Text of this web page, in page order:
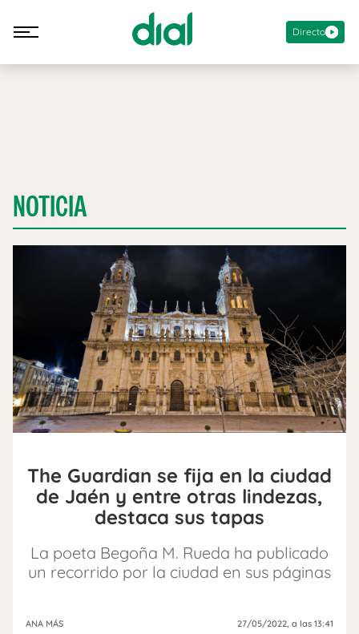
Directo
NOTICIA
The Guardian se fija en la ciudad
de Jaén y entre otras lindezas,
destaca sus tapas
La poeta Begoña M. Rueda ha publicado
un recorrido por la ciudad en sus páginas
ANA MÁS 27/05/2022, a las 13:41